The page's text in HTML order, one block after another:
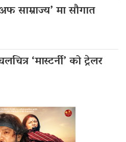
साम्राज्य’ मा सौगात
‘मास्टर्नी’ को ट्रेलर